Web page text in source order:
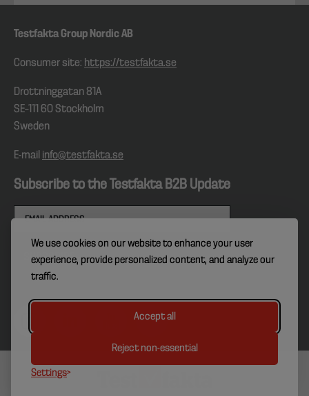
We use cookies on our website to enhance your user
experience, provide personalized content, and analyze our
traffic.
Accept all
Reject non-essential
Settings
Testfakta Group Nordic AB
Consumer site: https://testfakta.se
Drottninggatan 81A
SE–111 60 Stockholm
Sweden
E-mail info@testfakta.se
Subscribe to the Testfakta B2B Update